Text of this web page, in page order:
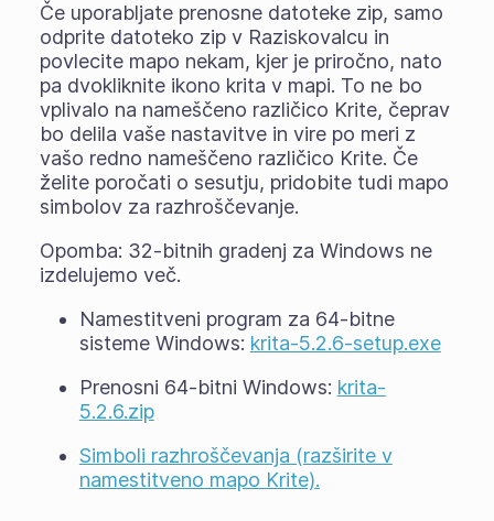
Če uporabljate prenosne datoteke zip, samo
odprite datoteko zip v Raziskovalcu in
povlecite mapo nekam, kjer je priročno, nato
pa dvokliknite ikono krita v mapi. To ne bo
vplivalo na nameščeno različico Krite, čeprav
bo delila vaše nastavitve in vire po meri z
vašo redno nameščeno različico Krite. Če
želite poročati o sesutju, pridobite tudi mapo
simbolov za razhroščevanje.
Opomba: 32-bitnih gradenj za Windows ne
izdelujemo več.
Namestitveni program za 64-bitne
sisteme Windows: krita-5.2.6-setup.exe
Prenosni 64-bitni Windows: krita-
5.2.6.zip
Simboli razhroščevanja (razširite v
namestitveno mapo Krite).